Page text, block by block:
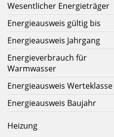
Wesentlicher Energieträger
Energieausweis gültig bis
Energieausweis Jahrgang
Energieverbrauch für
Warmwasser
Energieausweis Werteklasse
Energieausweis Baujahr
Heizung